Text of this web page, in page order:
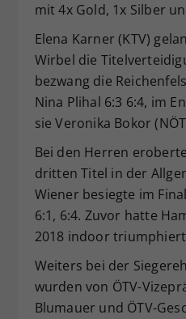
mit 4x Gold, 1x Silber
Elena Karner (KTV)
Wirbel die
bezwang die
Nina Plihal 6:3 6:4, im
sie Veronika Bokor
Bei den Herren
dritten Titel in der
Wiener besiegte im
6:1, 6:4. Zuvor hatte
2018 indoor
Weiters bei der
wurden von ÖTV-
Blumauer und ÖTV-
Zweck
Dieser Wert
zufällig
historische
Webseiten-
hat.